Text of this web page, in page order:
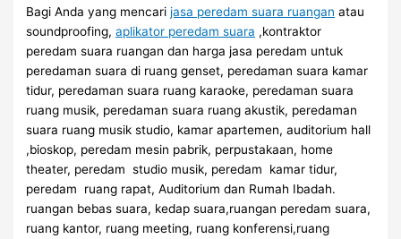
Bagi Anda yang mencarijasa peredam suara ruangan atau
soundproofing,aplikator peredam suara ,kontraktor
peredam suara ruangan dan harga jasa peredam untuk
peredaman suara di ruang genset, peredaman suara kamar
tidur, peredaman suara ruang karaoke, peredaman suara
ruang musik, peredaman suara ruang akustik, peredaman
suara ruang musik studio, kamar apartemen, auditorium hall
,bioskop, peredam mesin pabrik, perpustakaan, home
theater, peredam studio musik, peredam kamar tidur,
peredam ruang rapat, Auditorium dan Rumah Ibadah.
ruangan bebas suara, kedap suara,ruangan peredam suara,
ruang kantor, ruang meeting, ruang konferensi,ruang